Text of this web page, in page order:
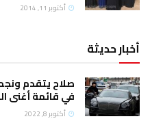
أكتوبر 11, 2014
أخبار حديثة
صلاح يتقدم
في قائمة أغنى
أكتوبر 8, 2022